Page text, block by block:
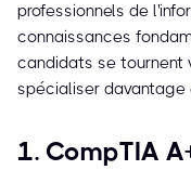
professionnels de
connaissances
candidats se tournent
spécialiser davantage
1. CompTIA